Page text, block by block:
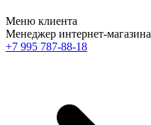
Меню клиента
Менеджер интернет-магазина
+7 995 787-88-18